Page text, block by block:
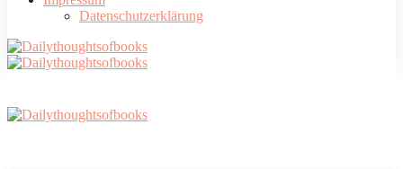
Datenschutzerklärung